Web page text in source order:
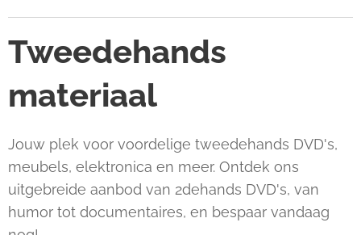
Tweedehands
materiaal
Jouw plek voor voordelige tweedehands DVD's,
meubels, elektronica en meer. Ontdek ons
uitgebreide aanbod van 2dehands DVD's, van
humor tot documentaires, en bespaar vandaag